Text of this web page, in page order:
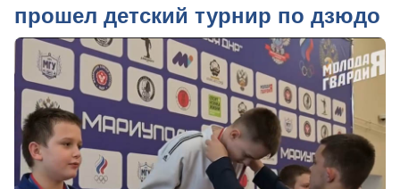
прошел детский турнир по дзюдо